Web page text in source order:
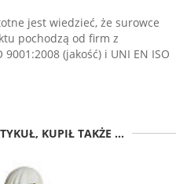
jest wiedzieć, że surowce
pochodzą od firm z
(jakość) i UNI EN ISO
KUPIŁ TAKŻE ...